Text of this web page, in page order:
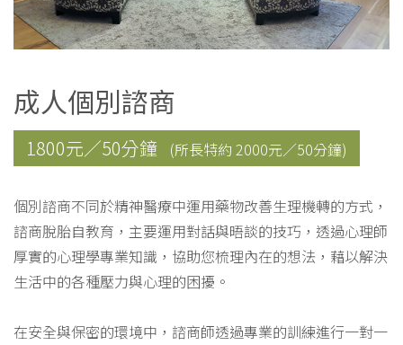
成人個別諮商
1800元／50分鐘 (所長特約 2000元／50分鐘)
個別諮商不同於精神醫療中運用藥物改善生理機轉的方式，
諮商脫胎自教育，主要運用對話與晤談的技巧，透過心理師
厚實的心理學專業知識，協助您梳理內在的想法，藉以解決
生活中的各種壓力與心理的困擾。
在安全與保密的環境中，諮商師透過專業的訓練進行一對一